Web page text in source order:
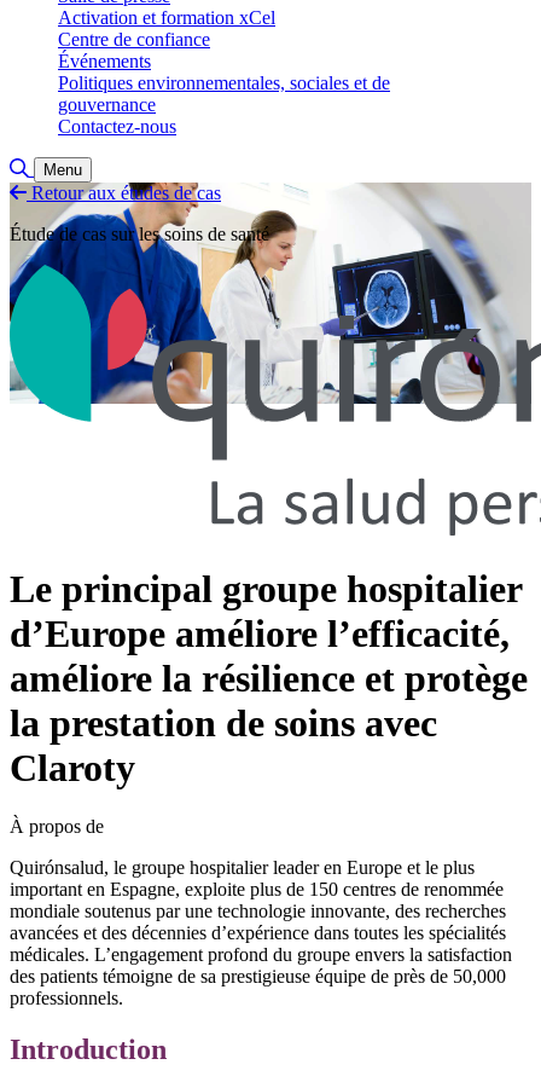
Activation et formation xCel
Centre de confiance
Événements
Politiques environnementales, sociales et de
gouvernance
Contactez-nous
Basculer la recherche
Menu
Retour aux études de cas
Étude de cas sur les soins de santé
Le principal groupe hospitalier
d’Europe améliore l’efficacité,
améliore la résilience et protège
la prestation de soins avec
Claroty
À propos de
Quirónsalud, le groupe hospitalier leader en Europe et le plus
important en Espagne, exploite plus de 150 centres de renommée
mondiale soutenus par une technologie innovante, des recherches
avancées et des décennies d’expérience dans toutes les spécialités
médicales. L’engagement profond du groupe envers la satisfaction
des patients témoigne de sa prestigieuse équipe de près de 50,000
professionnels.
Introduction